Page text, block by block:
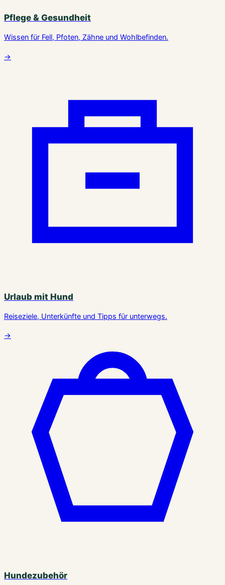
Pflege & Gesundheit
Wissen für Fell, Pfoten, Zähne und Wohlbefinden.
→
Urlaub mit Hund
Reiseziele, Unterkünfte und Tipps für unterwegs.
→
Hundezubehör